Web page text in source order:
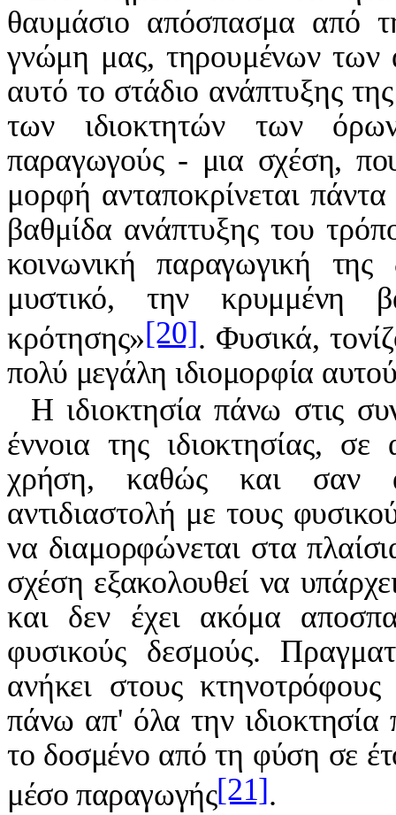
θαυμάσιο απόσπασμα από
γνώμη μας, τηρουμένων των
αυτό το στάδιο ανάπτυξης
των ιδιοκτητών των
παραγωγούς - μια σχέση,
μορφή ανταποκρίνεται
βαθμίδα ανάπτυξης του
κοινωνική παραγωγική
μυστικό, την κρυμμένη
κρότησης»[20]. Φυσικά,
πολύ μεγάλη ιδιομορφία
Η ιδιοκτησία πάνω στις
έννοια της ιδιοκτησίας,
χρήση, καθώς και σαν
αντιδιαστολή με τους
να διαμορφώνεται στα
σχέση εξακολουθεί να
και δεν έχει ακόμα
φυσικούς δεσμούς.
ανήκει στους
πάνω απ' όλα την
το δοσμένο από τη φύση σε
μέσο παραγωγής[21].